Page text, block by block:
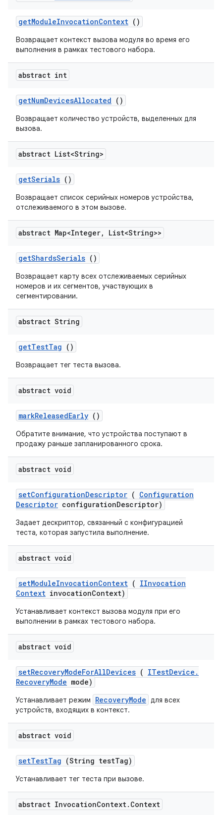
getModuleInvocationContext ()
Возвращает контекст вызова модуля во время его
выполнения в рамках тестового набора.
abstract int
getNumDevicesAllocated ()
Возвращает количество устройств, выделенных для
вызова.
abstract List<String>
getSerials ()
Возвращает список серийных номеров устройства,
отслеживаемого в этом вызове.
abstract Map<Integer, List<String>>
getShardsSerials ()
Возвращает карту всех отслеживаемых серийных
номеров и их сегментов, участвующих в
сегментировании.
abstract String
getTestTag ()
Возвращает тег теста вызова.
abstract void
markReleasedEarly ()
Обратите внимание, что устройства поступают в
продажу раньше запланированного срока.
abstract void
setConfigurationDescriptor ( Configuration
Descriptor configurationDescriptor)
Задает дескриптор, связанный с конфигурацией
теста, которая запустила выполнение.
abstract void
setModuleInvocationContext ( IInvocation
Context invocationContext)
Устанавливает контекст вызова модуля при его
выполнении в рамках тестового набора.
abstract void
setRecoveryModeForAllDevices ( ITestDevice .
RecoveryMode mode)
Устанавливает режим RecoveryMode для всех
устройств, входящих в контекст.
abstract void
setTestTag (String testTag)
Устанавливает тег теста при вызове.
abstract InvocationContext. Context